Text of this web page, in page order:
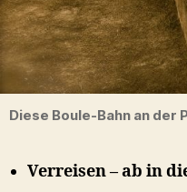
Diese Boule-Bahn an der
Verreisen – ab in